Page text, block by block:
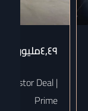
٤٫٤٩مليون
Deal |
Prime